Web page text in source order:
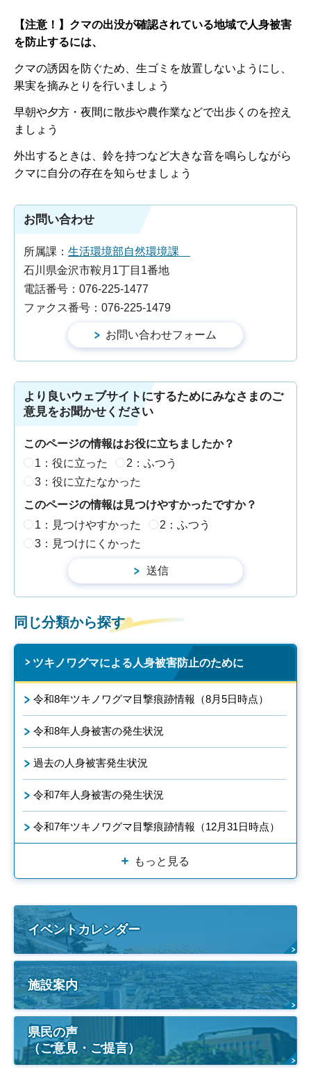
【注意！】クマの出没が確認されている地域で人身被害
を防止するには、
クマの誘因を防ぐため、生ゴミを放置しないようにし、
果実を摘みとりを行いましょう
早朝や夕方・夜間に散歩や農作業などで出歩くのを控え
ましょう
外出するときは、鈴を持つなど大きな音を鳴らしながら
クマに自分の存在を知らせましょう
お問い合わせ
所属課： 生活環境部自然環境課
石川県金沢市鞍月1丁目1番地
電話番号：076-225-1477
ファクス番号：076-225-1479
より良いウェブサイトにするためにみなさまのご
意見をお聞かせください
このページの情報はお役に立ちましたか？
1：役に立った
2：ふつう
3：役に立たなかった
このページの情報は見つけやすかったですか？
1：見つけやすかった
2：ふつう
3：見つけにくかった
同じ分類から探す
ツキノワグマによる人身被害防止のために
令和8年ツキノワグマ目撃痕跡情報（8月5日時点）
令和8年人身被害の発生状況
過去の人身被害発生状況
令和7年人身被害の発生状況
令和7年ツキノワグマ目撃痕跡情報（12月31日時点）
もっと見る
イベントカレンダー
施設案内
県民の声
（ご意見・ご提言）